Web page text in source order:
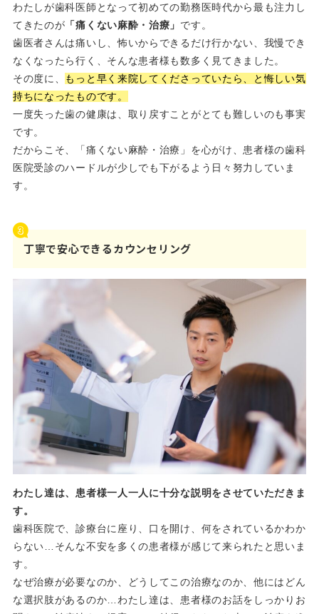
わたしが歯科医師となって初めての勤務医時代から最も注力し
てきたのが 「痛くない麻酔・治療」 です。
歯医者さんは痛いし、怖いからできるだけ行かない、我慢でき
なくなったら行く、そんな患者様も数多く見てきました。
その度に、 もっと早く来院してくださっていたら、と悔しい気
持ちになったものです。
一度失った歯の健康は、取り戻すことがとても難しいのも事実
です。
だからこそ、「痛くない麻酔・治療」を心がけ、患者様の歯科
医院受診のハードルが少しでも下がるよう日々努力していま
す。
丁寧で安心できるカウンセリング
わたし達は、患者様一人一人に十分な説明をさせていただきま
す。
歯科医院で、診療台に座り、口を開け、何をされているかわか
らない…そんな不安を多くの患者様が感じて来られたと思いま
す。
なぜ治療が必要なのか、どうしてこの治療なのか、他にはどん
な選択肢があるのか…わたし達は、患者様のお話をしっかりお